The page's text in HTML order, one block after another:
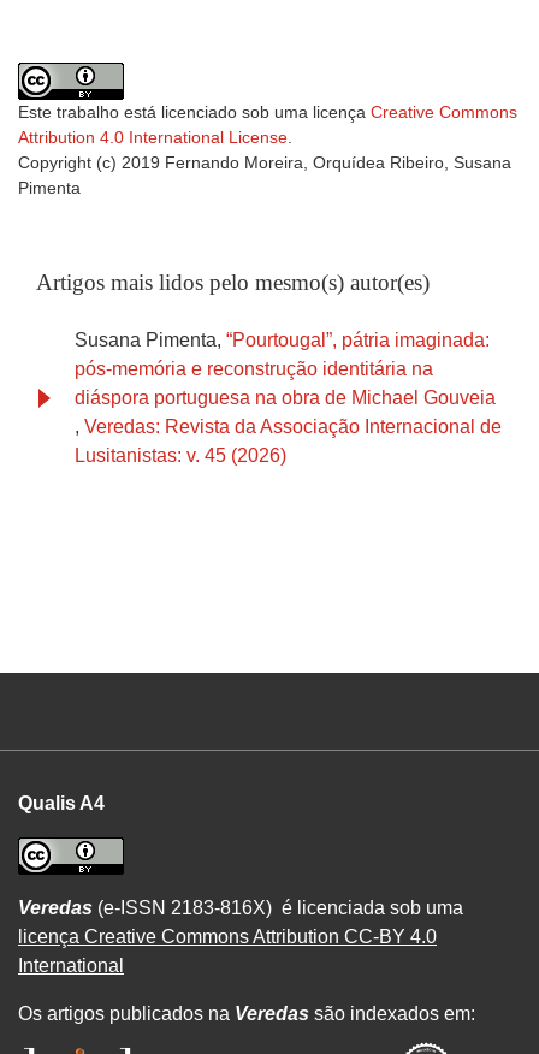
Este trabalho está licenciado sob uma licença Creative Commons
Attribution 4.0 International License.
Copyright (c) 2019 Fernando Moreira, Orquídea Ribeiro, Susana
Pimenta
Artigos mais lidos pelo mesmo(s) autor(es)
Susana Pimenta, “Pourtougal”, pátria imaginada:
pós-memória e reconstrução identitária na
diáspora portuguesa na obra de Michael Gouveia
, Veredas: Revista da Associação Internacional de
Lusitanistas: v. 45 (2026)
Qualis A4
Veredas (e-ISSN 2183-816X) é licenciada sob uma
licença Creative Commons Attribution CC-BY 4.0
International
Os artigos publicados na Veredas são indexados em: